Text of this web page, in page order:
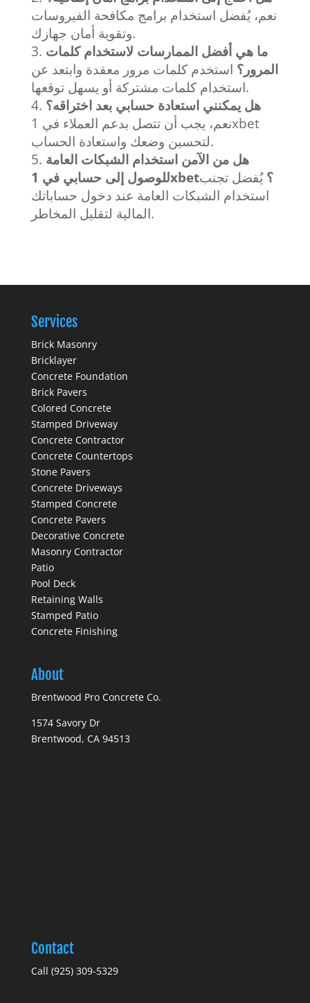
نعم، يُفضل استخدام برامج مكافحة الفيروسات
وتقوية أمان جهازك.
ما هي أفضل الممارسات لاستخدام كلمات
المرور؟ استخدم كلمات مرور معقدة وابتعد عن
استخدام كلمات مشتركة أو يسهل توقعها.
هل يمكنني استعادة حسابي بعد اختراقه؟
نعم، يجب أن تتصل بدعم العملاء في 1xbet
لتحسين وضعك واستعادة الحساب.
هل من الآمن استخدام الشبكات العامة
للوصول إلى حسابي في 1xbet؟يُفضل تجنب
استخدام الشبكات العامة عند دخول حساباتك
المالية لتقليل المخاطر.
Services
Brick Masonry
Bricklayer
Concrete Foundation
Brick Pavers
Colored Concrete
Stamped Driveway
Concrete Contractor
Concrete Countertops
Stone Pavers
Concrete Driveways
Stamped Concrete
Concrete Pavers
Decorative Concrete
Masonry Contractor
Patio
Pool Deck
Retaining Walls
Stamped Patio
Concrete Finishing
About
Brentwood Pro Concrete Co.
1574 Savory Dr
Brentwood, CA 94513
Contact
Call (925) 309-5329